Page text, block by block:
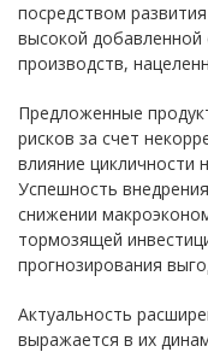
посредством
высокой
производств,
Предложенные
рисков за счет
влияние цикличности
Успешность
снижении
тормозящей
прогнозирования
Актуальность
выражается в их